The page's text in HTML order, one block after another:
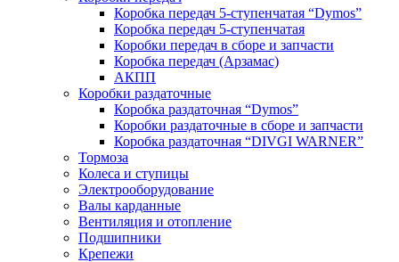
Коробка передач 5-ступенчатая “Dymos”
Коробка передач 5-ступенчатая
Коробки передач в сборе и запчасти
Коробка передач (Арзамас)
АКПП
Коробки раздаточные
Коробка раздаточная “Dymos”
Коробки раздаточные в сборе и запчасти
Коробка раздаточная “DIVGI WARNER”
Тормоза
Колеса и ступицы
Электрооборудование
Валы карданные
Вентиляция и отопление
Подшипники
Крепежи